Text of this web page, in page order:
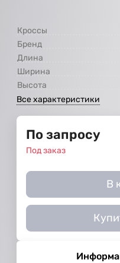
Кроссы
Бренд
Длина
Ширина
Высота
Все характеристики
По запросу
Под заказ
В